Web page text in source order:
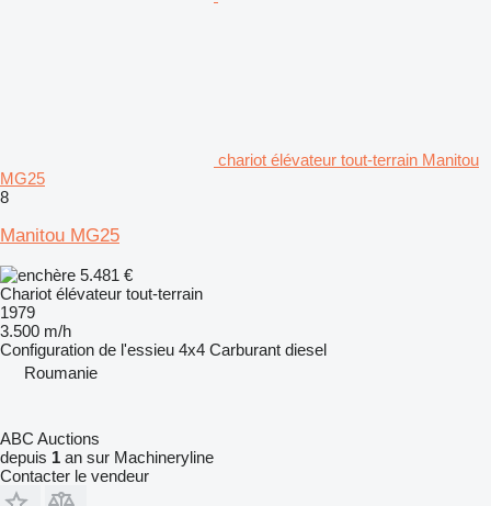
chariot élévateur tout-terrain Manitou
MG25
8
Manitou MG25
5.481 €
Chariot élévateur tout-terrain
1979
3.500 m/h
Configuration de l'essieu 4x4 Carburant diesel
Roumanie
ABC Auctions
depuis 1 an sur Machineryline
Contacter le vendeur